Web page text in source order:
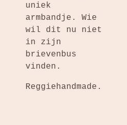
uniek
armbandje. Wie
wil dit nu niet
in zijn
brievenbus
vinden.
Reggiehandmade.